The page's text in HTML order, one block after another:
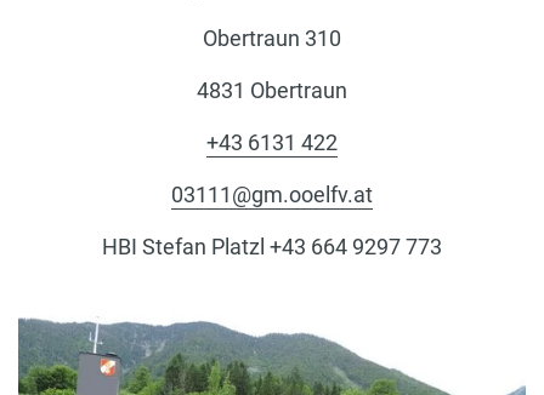
Obertraun 310
4831 Obertraun
+43 6131 422
03111@gm.ooelfv.at
HBI Stefan Platzl +43 664 9297 773